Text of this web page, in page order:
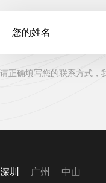
请正确填写您的联系方式，
深圳 广州 中山